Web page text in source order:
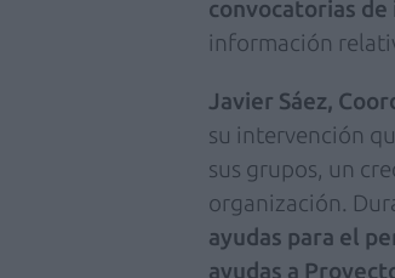
convocatorias
información
Javier Sáez,
su intervención
sus grupos, un
organización.
ayudas para el
ayudas a